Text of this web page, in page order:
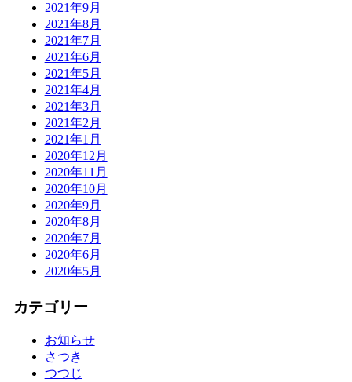
2021年9月
2021年8月
2021年7月
2021年6月
2021年5月
2021年4月
2021年3月
2021年2月
2021年1月
2020年12月
2020年11月
2020年10月
2020年9月
2020年8月
2020年7月
2020年6月
2020年5月
カテゴリー
お知らせ
さつき
つつじ